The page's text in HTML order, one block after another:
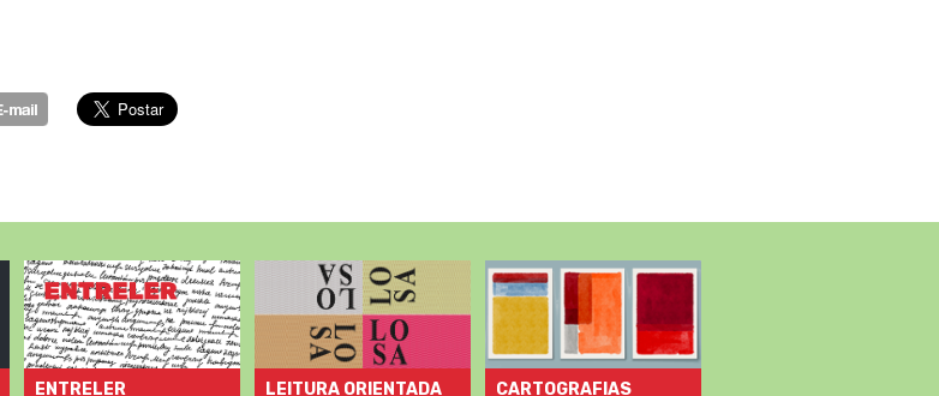
ENTRELER LEITURA ORIENTADA
CARTOGRAFIAS